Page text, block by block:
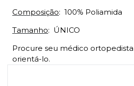
Composição: 100% Poliamida
Tamanho: ÚNICO
Procure seu médico
orientá-lo.